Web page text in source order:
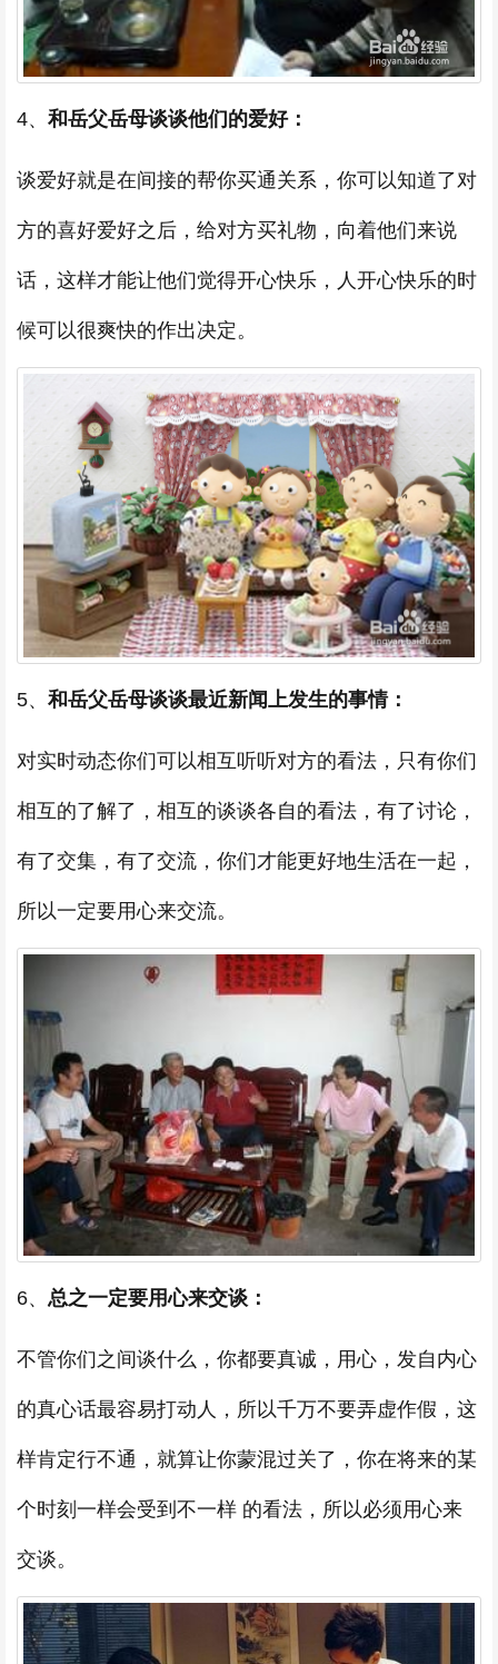
4、 和岳父岳母谈谈他们的爱好：
谈爱好就是在间接的帮你买通关系，你可以知道了对
方的喜好爱好之后，给对方买礼物，向着他们来说
话，这样才能让他们觉得开心快乐，人开心快乐的时
候可以很爽快的作出决定。
5、 和岳父岳母谈谈最近新闻上发生的事情：
对实时动态你们可以相互听听对方的看法，只有你们
相互的了解了，相互的谈谈各自的看法，有了讨论，
有了交集，有了交流，你们才能更好地生活在一起，
所以一定要用心来交流。
6、 总之一定要用心来交谈：
不管你们之间谈什么，你都要真诚，用心，发自内心
的真心话最容易打动人，所以千万不要弄虚作假，这
样肯定行不通，就算让你蒙混过关了，你在将来的某
个时刻一样会受到不一样 的看法，所以必须用心来
交谈。